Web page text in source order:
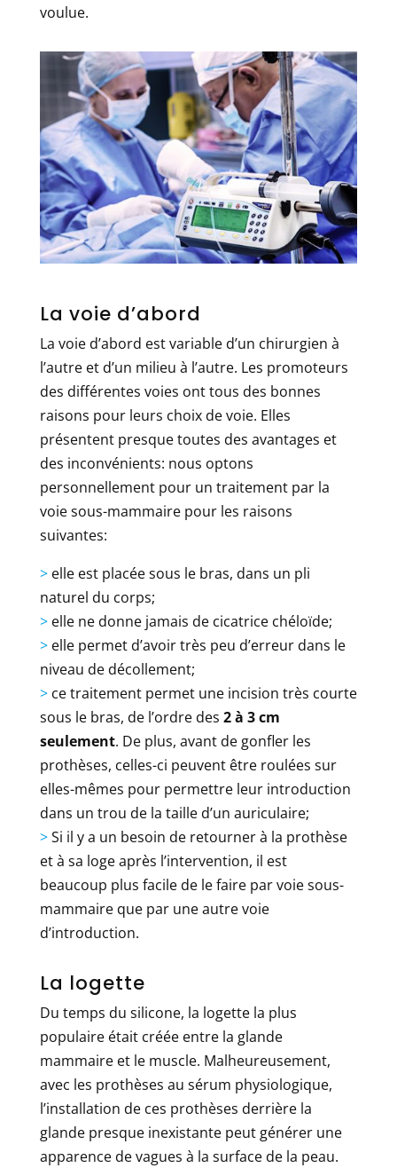
voulue.
La voie d’abord
La voie d’abord est variable d’un chirurgien à
l’autre et d’un milieu à l’autre. Les promoteurs
des différentes voies ont tous des bonnes
raisons pour leurs choix de voie. Elles
présentent presque toutes des avantages et
des inconvénients: nous optons
personnellement pour un traitement par la
voie sous-mammaire pour les raisons
suivantes:
> elle est placée sous le bras, dans un pli
naturel du corps;
> elle ne donne jamais de cicatrice chéloïde;
> elle permet d’avoir très peu d’erreur dans le
niveau de décollement;
> ce traitement permet une incision très courte
sous le bras, de l’ordre des 2 à 3 cm
seulement. De plus, avant de gonfler les
prothèses, celles-ci peuvent être roulées sur
elles-mêmes pour permettre leur introduction
dans un trou de la taille d’un auriculaire;
>Si il y a un besoin de retourner à la prothèse
et à sa loge après l’intervention, il est
beaucoup plus facile de le faire par voie sous-
mammaire que par une autre voie
d’introduction.
La logette
Du temps du silicone, la logette la plus
populaire était créée entre la glande
mammaire et le muscle. Malheureusement,
avec les prothèses au sérum physiologique,
l’installation de ces prothèses derrière la
glande presque inexistante peut générer une
apparence de vagues à la surface de la peau.